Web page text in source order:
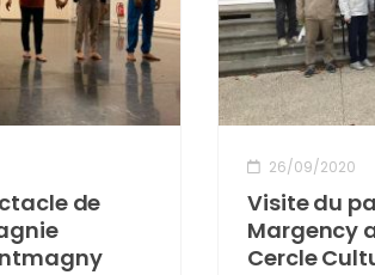
de
26/09/2020
Visite du
Margency
Cercle